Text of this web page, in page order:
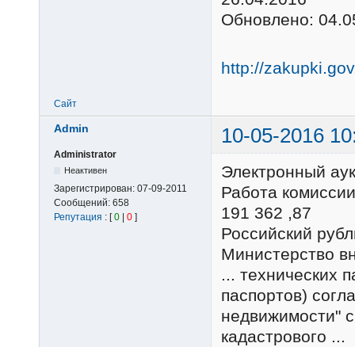
Обновлено:
http://
Сайт
Admin 10-05-2016
Administrator
Неактивен
Зарегистрирован: 07-09-2011
Сообщений: 658
Репутация : [0 | 0 ]
Электронный
Работа
191 362 ,87
Российский
Министерство
... технических
паспортов)
недвижимости"
кадастрового